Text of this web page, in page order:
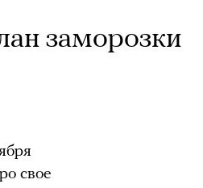
заморозки
свое